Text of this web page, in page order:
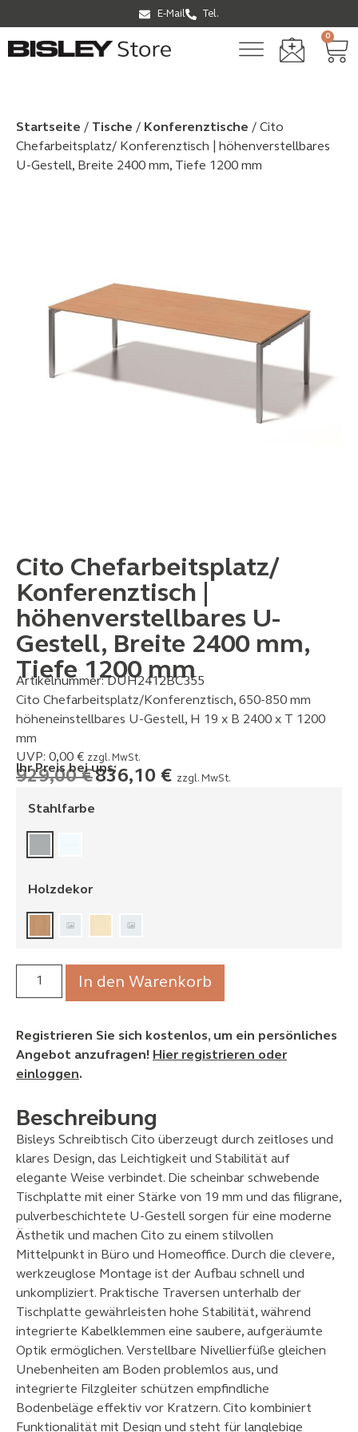
E-Mail Tel.
0
Startseite / Tische / Konferenztische / Cito
Chefarbeitsplatz/ Konferenztisch | höhenverstellbares
U-Gestell, Breite 2400 mm, Tiefe 1200 mm
Cito Chefarbeitsplatz/
Konferenztisch |
höhenverstellbares U-
Gestell, Breite 2400 mm,
Tiefe 1200 mm
Artikelnummer:DUH2412BC355
Cito Chefarbeitsplatz/Konferenztisch, 650-850 mm
höheneinstellbares U-Gestell, H 19 x B 2400 x T 1200
mm
UVP: 0,00 € zzgl. MwSt.
Ihr Preis bei uns:
929,00€836,10 € zzgl. MwSt.
Stahlfarbe
Holzdekor
In den Warenkorb
Registrieren Sie sich kostenlos, um ein persönliches
Angebot anzufragen! Hier registrieren oder
einloggen.
Beschreibung
Bisleys Schreibtisch Cito überzeugt durch zeitloses und
klares Design, das Leichtigkeit und Stabilität auf
elegante Weise verbindet. Die scheinbar schwebende
Tischplatte mit einer Stärke von 19 mm und das filigrane,
pulverbeschichtete U-Gestell sorgen für eine moderne
Ästhetik und machen Cito zu einem stilvollen
Mittelpunkt in Büro und Homeoffice. Durch die clevere,
werkzeuglose Montage ist der Aufbau schnell und
unkompliziert. Praktische Traversen unterhalb der
Tischplatte gewährleisten hohe Stabilität, während
integrierte Kabelklemmen eine saubere, aufgeräumte
Optik ermöglichen. Verstellbare Nivellierfüße gleichen
Unebenheiten am Boden problemlos aus, und
integrierte Filzgleiter schützen empfindliche
Bodenbeläge effektiv vor Kratzern. Cito kombiniert
Funktionalität mit Design und steht für langlebige